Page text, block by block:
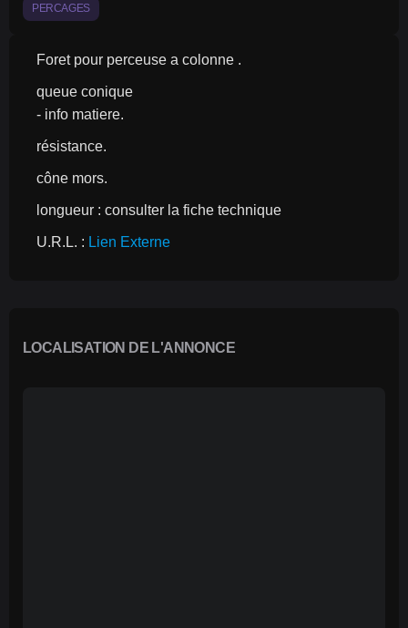
PERCAGES
Foret pour perceuse a colonne .
queue conique
- info matiere.
résistance.
cône mors.
longueur : consulter la fiche technique
U.R.L. : Lien Externe
LOCALISATION DE L'ANNONCE